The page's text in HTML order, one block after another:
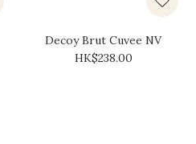
Decoy Brut Cuvee NV
HK$238.00